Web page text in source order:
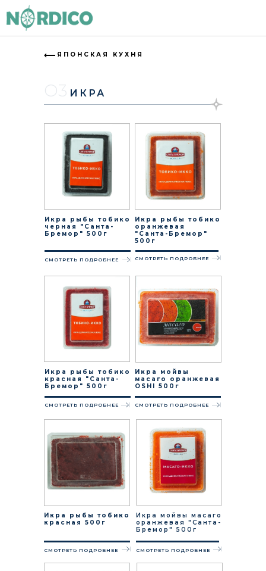
ЯПОНСКАЯ КУХНЯ
ИКРА
О3
Икра рыбы тобико
черная "Санта-
Бремор" 500г
СМОТРЕТЬ ПОДРОБНЕЕ
Икра рыбы тобико
оранжевая
"Санта-Бремор"
500г
СМОТРЕТЬ ПОДРОБНЕЕ
Икра рыбы тобико
красная "Санта-
Бремор" 500г
СМОТРЕТЬ ПОДРОБНЕЕ
Икра мойвы
масаго оранжевая
OSHI 500г
СМОТРЕТЬ ПОДРОБНЕЕ
Икра мойвы масаго
оранжевая "Санта-
Бремор" 500г
СМОТРЕТЬ ПОДРОБНЕЕ
Икра рыбы тобико
красная 500г
СМОТРЕТЬ ПОДРОБНЕЕ